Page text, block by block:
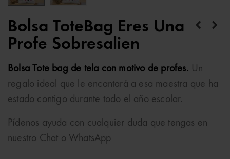
Bolsa ToteBag Eres Una
Profe Sobresalien
Bolsa Tote bag de tela con motivo de profes. Un
regalo ideal que le encantará a esa maestra que ha
estado contigo durante todo el año escolar.
Pídenos ayuda con cualquier duda que tengas en
nuestro Chat o WhatsApp